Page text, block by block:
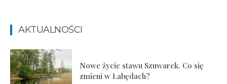
AKTUALNOŚCI
Nowe życie stawu Szuwarek. Co się
zmieni w Łabędach?